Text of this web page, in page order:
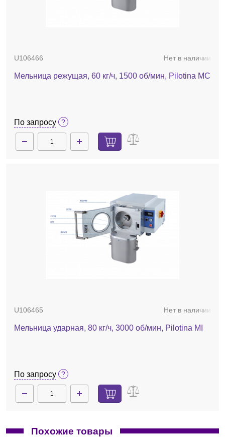
U106466 Нет в наличии
Мельница режущая, 60 кг/ч, 1500 об/мин, Pilotina MC
По запросу
U106465 Нет в наличии
Мельница ударная, 80 кг/ч, 3000 об/мин, Pilotina MI
По запросу
Похожие товары